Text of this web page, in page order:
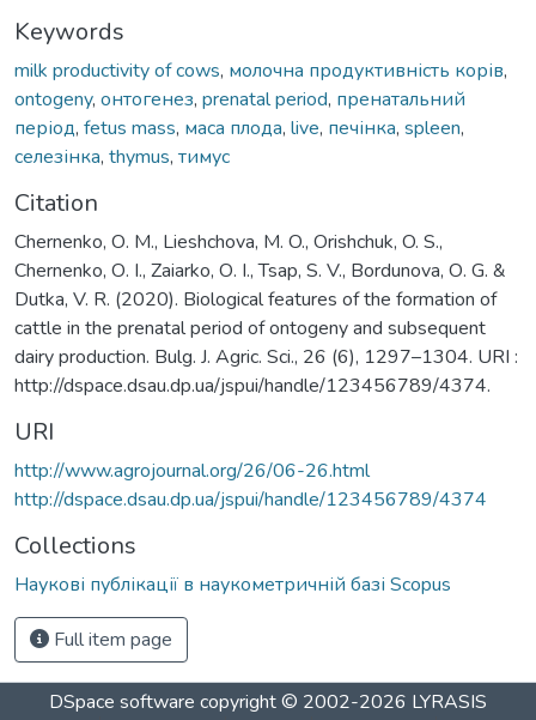
Keywords
milk productivity of cows, молочна продуктивність корів,
ontogeny, онтогенез, prenatal period, пренатальний
період, fetus mass, маса плода, live, печінка, spleen,
селезінка, thymus, тимус
Citation
Chernenko, О. М., Lieshchova, M. O., Orishchuk, O. S.,
Chernenko, О. I., Zaiarko, О. I., Tsap, S. V., Bordunova, О. G. &
Dutka, V. R. (2020). Biological features of the formation of
cattle in the prenatal period of ontogeny and subsequent
dairy production. Bulg. J. Agric. Sci., 26 (6), 1297–1304. URI :
http://dspace.dsau.dp.ua/jspui/handle/123456789/4374.
URI
http://www.agrojournal.org/26/06-26.html
http://dspace.dsau.dp.ua/jspui/handle/123456789/4374
Collections
Наукові публікації в наукометричній базі Scopus
Full item page
DSpace software copyright © 2002-2026 LYRASIS